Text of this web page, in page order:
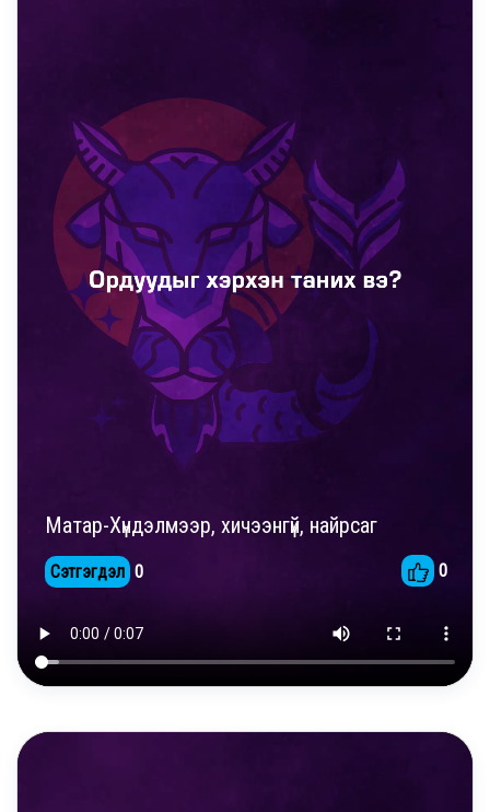
Матар-Хүндэлмээр, хичээнгүй, найрсаг
Сэтгэгдэл 0 0